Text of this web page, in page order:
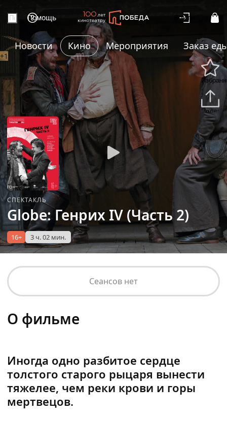
Помощь Войти
Новости Кино Мероприятия Заказ
+1
СПЕКТАКЛЬ
Globe: Генрих IV (Часть 2)
16+ 3 ч. 02 мин.
Сеансов нет
О фильме
Иногда одно разбитое сердце
толстого старого рыцаря вынести
тяжелее, чем реки крови и горы
мертвецов.